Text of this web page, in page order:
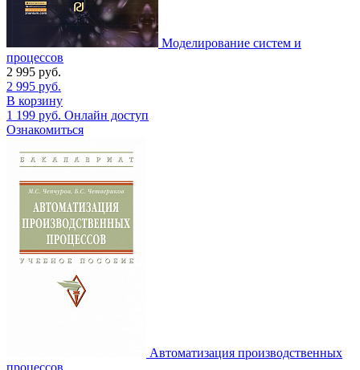
Моделирование систем и
процессов
2 995 руб.
2 995 руб.
В корзину
1 199 руб. Онлайн доступ
Ознакомиться
Автоматизация производственных
процессов